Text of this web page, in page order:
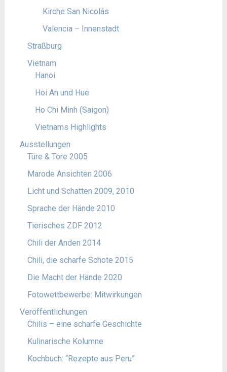
Kirche San Nicolás
Valencia – Innenstadt
Straßburg
Vietnam
Hanoi
Hoi An und Hue
Ho Chi Minh (Saigon)
Vietnams Highlights
Ausstellungen
Türe & Tore 2005
Marode Ansichten 2006
Licht und Schatten 2009, 2010
Sprache der Hände 2010
Tierisches ZDF 2012
Chili der Anden 2014
Chili, die scharfe Schote 2015
Die Macht der Hände 2020
Fotowettbewerbe: Mitwirkungen
Veröffentlichungen
Chilis – eine scharfe Geschichte
Kulinarische Kolumne
Kochbuch: “Rezepte aus Peru”